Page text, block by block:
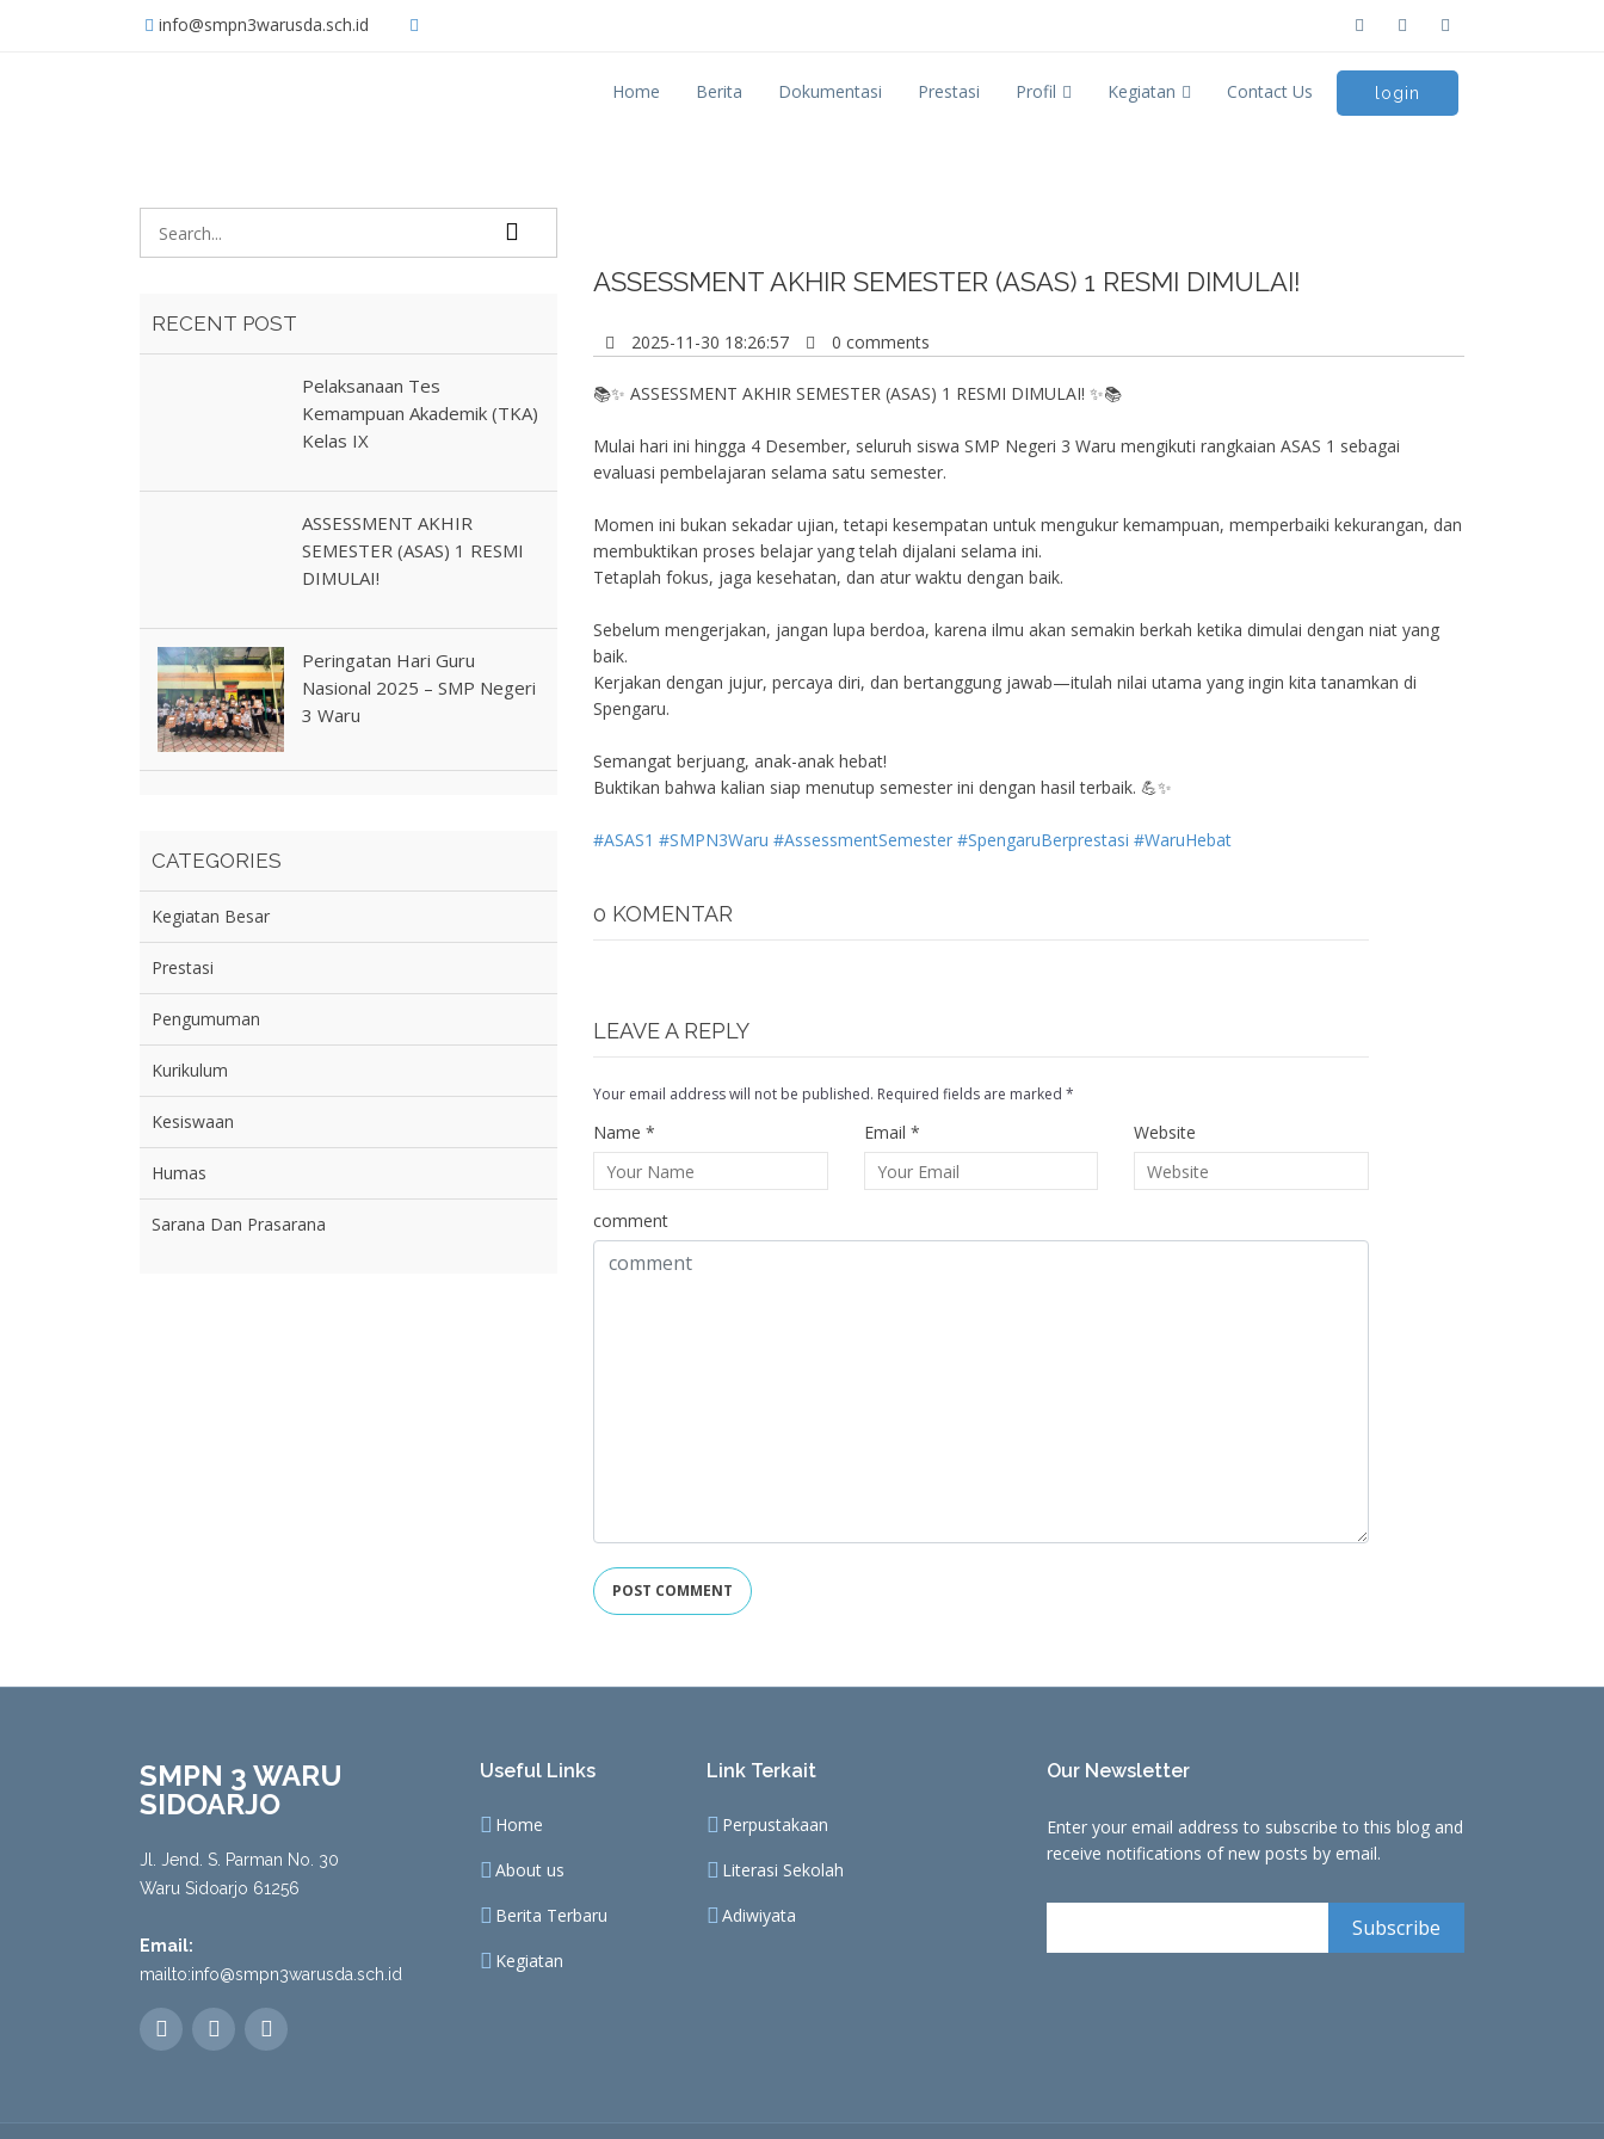
info@smpn3warusda.sch.id
Home Berita Dokumentasi Prestasi Profil Kegiatan Contact Us login
RECENT POST
Pelaksanaan Tes
Kemampuan Akademik (TKA)
Kelas IX
ASSESSMENT AKHIR
SEMESTER (ASAS) 1 RESMI
DIMULAI!
Peringatan Hari Guru
Nasional 2025 – SMP Negeri
3 Waru
CATEGORIES
Kegiatan Besar
Prestasi
Pengumuman
Kurikulum
Kesiswaan
Humas
Sarana Dan Prasarana
ASSESSMENT AKHIR SEMESTER (ASAS) 1 RESMI DIMULAI!
2025-11-30 18:26:57 0 comments
📚✨ ASSESSMENT AKHIR SEMESTER (ASAS) 1 RESMI DIMULAI! ✨📚
Mulai hari ini hingga 4 Desember, seluruh siswa SMP Negeri 3 Waru mengikuti rangkaian ASAS 1 sebagai
evaluasi pembelajaran selama satu semester.
Momen ini bukan sekadar ujian, tetapi kesempatan untuk mengukur kemampuan, memperbaiki kekurangan, dan
membuktikan proses belajar yang telah dijalani selama ini.
Tetaplah fokus, jaga kesehatan, dan atur waktu dengan baik.
Sebelum mengerjakan, jangan lupa berdoa, karena ilmu akan semakin berkah ketika dimulai dengan niat yang
baik.
Kerjakan dengan jujur, percaya diri, dan bertanggung jawab—itulah nilai utama yang ingin kita tanamkan di
Spengaru.
Semangat berjuang, anak-anak hebat!
Buktikan bahwa kalian siap menutup semester ini dengan hasil terbaik. 💪✨
#ASAS1 #SMPN3Waru #AssessmentSemester #SpengaruBerprestasi #WaruHebat
0 KOMENTAR
LEAVE A REPLY
Your email address will not be published. Required fields are marked *
Name * Email * Website
comment
SMPN 3 WARU
SIDOARJO
Jl. Jend. S. Parman No. 30
Waru Sidoarjo 61256
Email:
mailto:info@smpn3warusda.sch.id
Useful Links
Home
About us
Berita Terbaru
Kegiatan
Link Terkait
Perpustakaan
Literasi Sekolah
Adiwiyata
Our Newsletter
Enter your email address to subscribe to this blog and
receive notifications of new posts by email.